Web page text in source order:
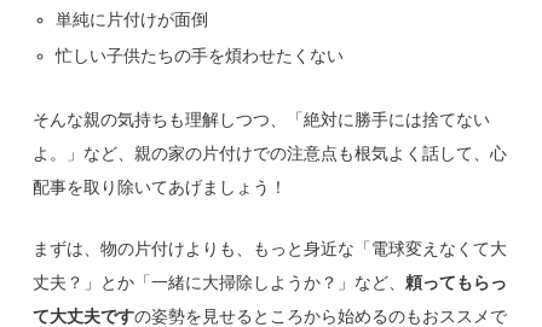
単純に片付けが面倒
忙しい子供たちの手を煩わせたくない
そんな親の気持ちも理解しつつ、「絶対に勝手には捨てない
よ。」など、親の家の片付けでの注意点も根気よく話して、心
配事を取り除いてあげましょう！
まずは、物の片付けよりも、もっと身近な「電球変えなくて大
丈夫？」とか「一緒に大掃除しようか？」など、 頼ってもらっ
て大丈夫ですの姿勢を見せるところから始めるのもおススメで